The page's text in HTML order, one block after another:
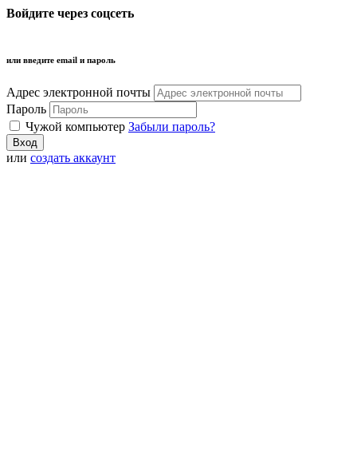
Войдите через соцсеть
или введите email и пароль
Адрес электронной почты
Пароль
Чужой компьютер Забыли пароль?
или создать аккаунт